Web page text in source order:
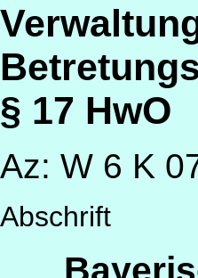
§ 17 HwO
Az: W 6 K
Abschrift